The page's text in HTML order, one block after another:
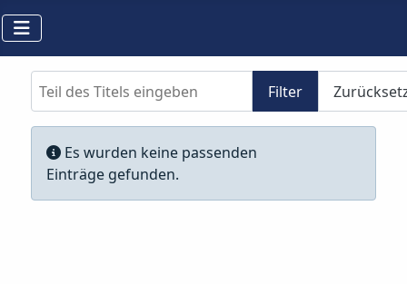
Filter
Information
Es wurden keine passenden
Einträge gefunden.